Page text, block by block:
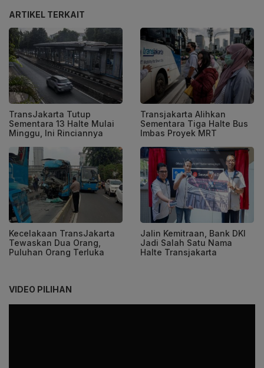
ARTIKEL TERKAIT
TransJakarta Tutup
Sementara 13 Halte Mulai
Minggu, Ini Rinciannya
Transjakarta Alihkan
Sementara Tiga Halte Bus
Imbas Proyek MRT
Kecelakaan TransJakarta
Tewaskan Dua Orang,
Puluhan Orang Terluka
Jalin Kemitraan, Bank DKI
Jadi Salah Satu Nama
Halte Transjakarta
VIDEO PILIHAN